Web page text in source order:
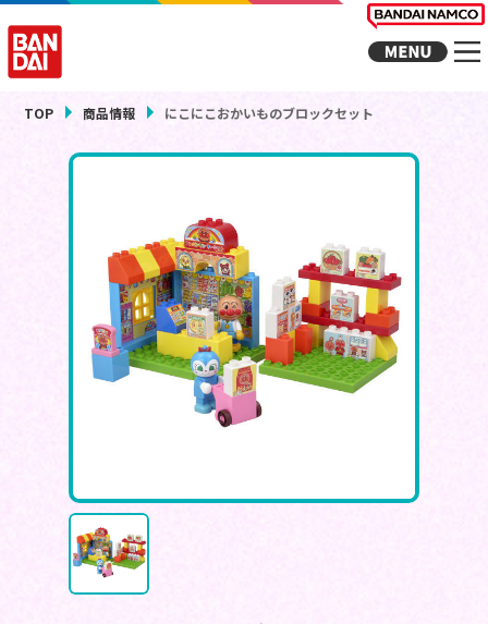
TOP 商品情報 にこにこおかいものブロックセット